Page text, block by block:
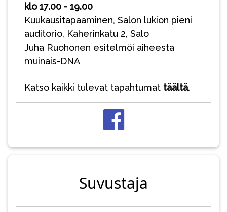
klo 17.00 - 19.00
Kuukausitapaaminen, Salon lukion pieni
auditorio, Kaherinkatu 2, Salo
Juha Ruohonen esitelmöi aiheesta
muinais-DNA
Katso kaikki tulevat tapahtumat täältä.
Suvustaja